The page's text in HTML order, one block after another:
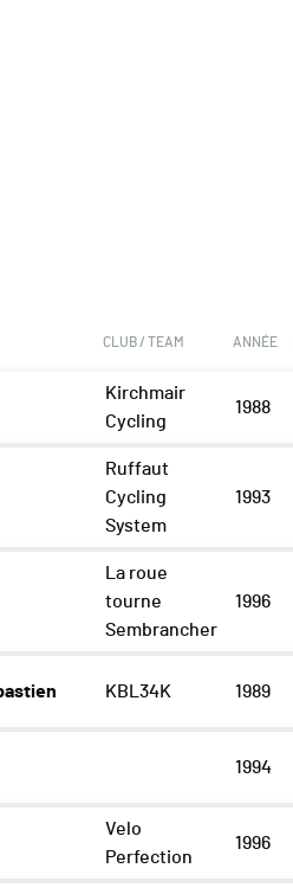
CLUB / TEAM ANNÉE
Kirchmair
Cycling
1988
Ruffaut
Cycling
System
1993
La roue
tourne
Sembrancher
1996
KBL34K 1989
1994
Velo
Perfection
1996